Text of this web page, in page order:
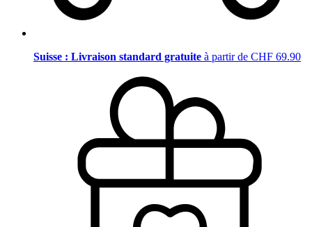
Suisse : Livraison standard gratuite à partir de CHF 69.90